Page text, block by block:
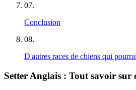
07.
Conclusion
08.
D'autres races de chiens qui
Setter Anglais : Tout savoir sur